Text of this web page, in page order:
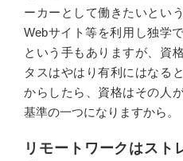
ーカーとして働きたいとい
Webサイト等を利用し独学
という手もありますが、資
タスはやはり有利にはなる
からしたら、資格はその人
基準の一つになりますから。
リモートワークはスト